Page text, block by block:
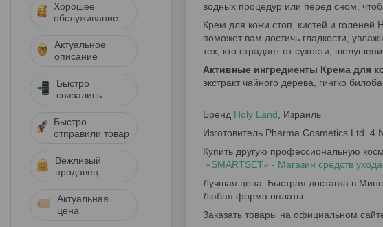
водных процедур или перед сном,
Крем для кожи стоп, кистей и голеней
поможет вам достичь гладкости,
тех, кто страдает от сухости,
Активные ингредиенты Крема для
экстракт чайного дерева, гингко
Бренд Holy Land, Израиль
Изготовитель Pharma Cosmetics Ltd. 4
Купить другую профессиональную
«SMARTSET» - Магазин средств
Лучшая цена. Быстрая доставка в
Любая форма оплаты.
Заказать товары на официальном
Хорошее
обслуживание
Актуальное
описание
Быстро
связались
Быстро
отправили товар
Вежливый
продавец
Актуальная
цена